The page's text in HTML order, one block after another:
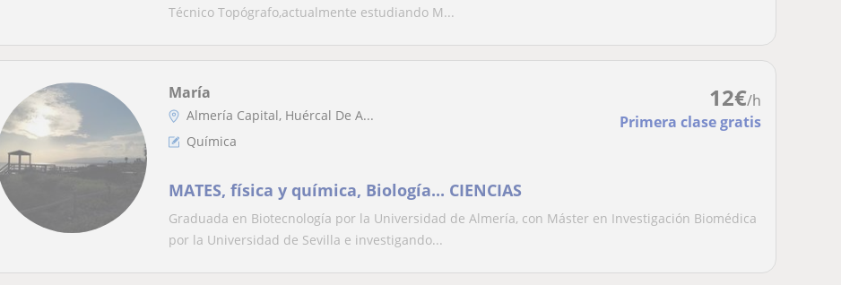
Técnico Topógrafo,actualmente estudiando M...
12€/h
Primera clase gratis
María
Almería Capital, Huércal De A...
Química
MATES, física y química, Biología... CIENCIAS
Graduada en Biotecnología por la Universidad de Almería, con Máster en Investigación Biomédica
por la Universidad de Sevilla e investigando...